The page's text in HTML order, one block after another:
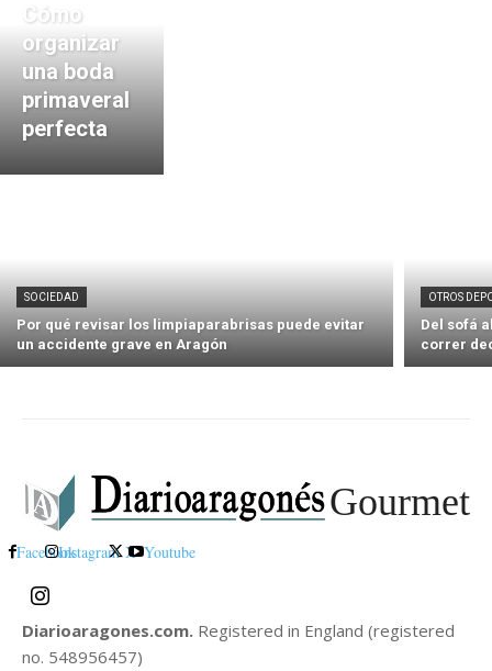
Cómo
organizar
una boda
primaveral
perfecta
SOCIEDAD
Por qué revisar los limpiaparabrisas puede evitar
un accidente grave en Aragón
OTROS
Del sofá
correr
Gourmet
FacebookInstagram X Youtube
Diarioaragones.com. Registered in England (registered
no. 548956457)